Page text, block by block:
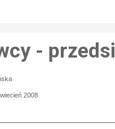
-
2008